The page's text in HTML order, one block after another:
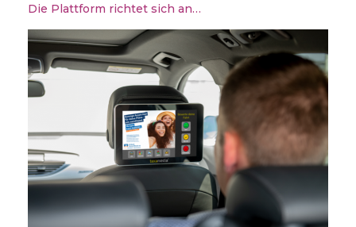
Die Plattform richtet sich an…